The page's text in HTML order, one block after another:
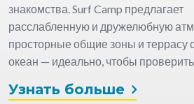
знакомства. Surf Camp предлагает
расслабленную и дружелюбную
просторные общие зоны и террасу
океан — идеально, чтобы
Комнаты оборудованы двумя
Узнать больше